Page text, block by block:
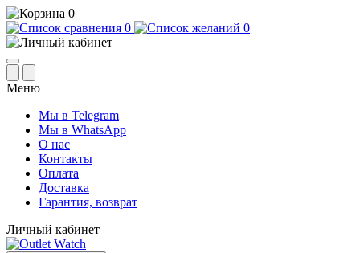
0
0
0
Меню
Мы в Telegram
Мы в WhatsApp
О нас
Контакты
Оплата
Доставка
Гарантия, возврат
Личный кабинет